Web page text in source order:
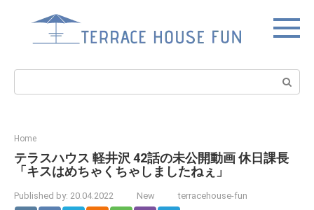
Search:
Home
テラスハウス 軽井沢 42話の未公開動画 休日課長
「キスはめちゃくちゃしましたねぇ」
Published by: 20.04.2022 New terracehouse-fun